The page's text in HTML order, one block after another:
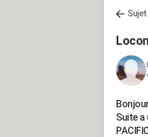
Suite a